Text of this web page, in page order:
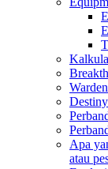
Warden
Destiny
Apa
atau